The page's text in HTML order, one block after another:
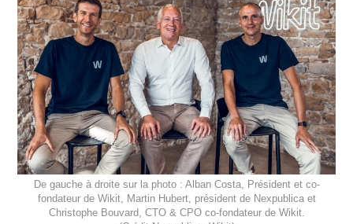
De gauche à droite sur la photo : Alban Costa, Président et co-
fondateur de Wikit, Martin Hubert, président de Nexpublica et
Christophe Bouvard, CTO & CPO co-fondateur de Wikit.